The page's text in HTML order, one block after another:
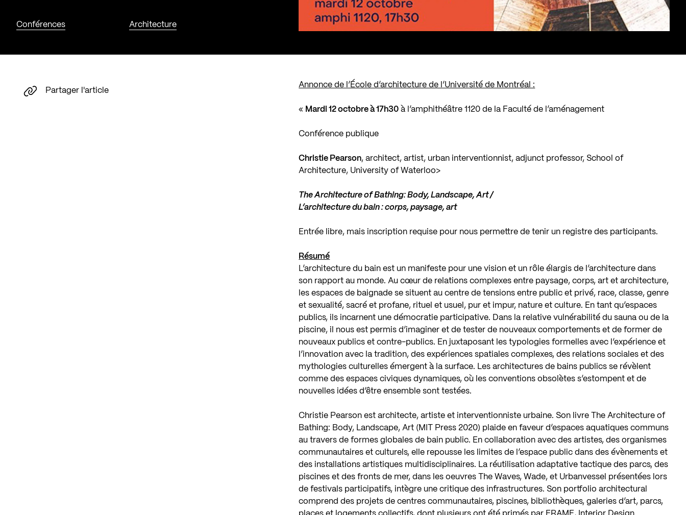
Conférences Architecture
Annonce de l’École d’architecture de l’Université de Montréal :
« Mardi 12 octobre à 17h30 à l’amphithéâtre 1120 de la Faculté de l’aménagement
Conférence publique
Christie Pearson, architect, artist, urban interventionnist, adjunct professor, School of
Architecture, University of Waterloo>
The Architecture of Bathing: Body, Landscape, Art /
L’architecture du bain : corps, paysage, art
Entrée libre, mais inscription requise pour nous permettre de tenir un registre des participants.
Résumé
L’architecture du bain est un manifeste pour une vision et un rôle élargis de l’architecture dans
son rapport au monde. Au cœur de relations complexes entre paysage, corps, art et architecture,
les espaces de baignade se situent au centre de tensions entre public et privé, race, classe, genre
et sexualité, sacré et profane, rituel et usuel, pur et impur, nature et culture. En tant qu’espaces
publics, ils incarnent une démocratie participative. Dans la relative vulnérabilité du sauna ou de la
piscine, il nous est permis d’imaginer et de tester de nouveaux comportements et de former de
nouveaux publics et contre-publics. En juxtaposant les typologies formelles avec l’expérience et
l’innovation avec la tradition, des expériences spatiales complexes, des relations sociales et des
mythologies culturelles émergent à la surface. Les architectures de bains publics se révèlent
comme des espaces civiques dynamiques, où les conventions obsolètes s’estompent et de
nouvelles idées d’être ensemble sont testées.
Christie Pearson est architecte, artiste et interventionniste urbaine. Son livre The Architecture of
Bathing: Body, Landscape, Art (MIT Press 2020) plaide en faveur d’espaces aquatiques communs
au travers de formes globales de bain public. En collaboration avec des artistes, des organismes
communautaires et culturels, elle repousse les limites de l’espace public dans des évènements et
des installations artistiques multidisciplinaires. La réutilisation adaptative tactique des parcs, des
piscines et des fronts de mer, dans les oeuvres The Waves, Wade, et Urbanvessel présentées lors
de festivals participatifs, intègre une critique des infrastructures. Son portfolio architectural
comprend des projets de centres communautaires, piscines, bibliothèques, galeries d’art, parcs,
Partager l'article